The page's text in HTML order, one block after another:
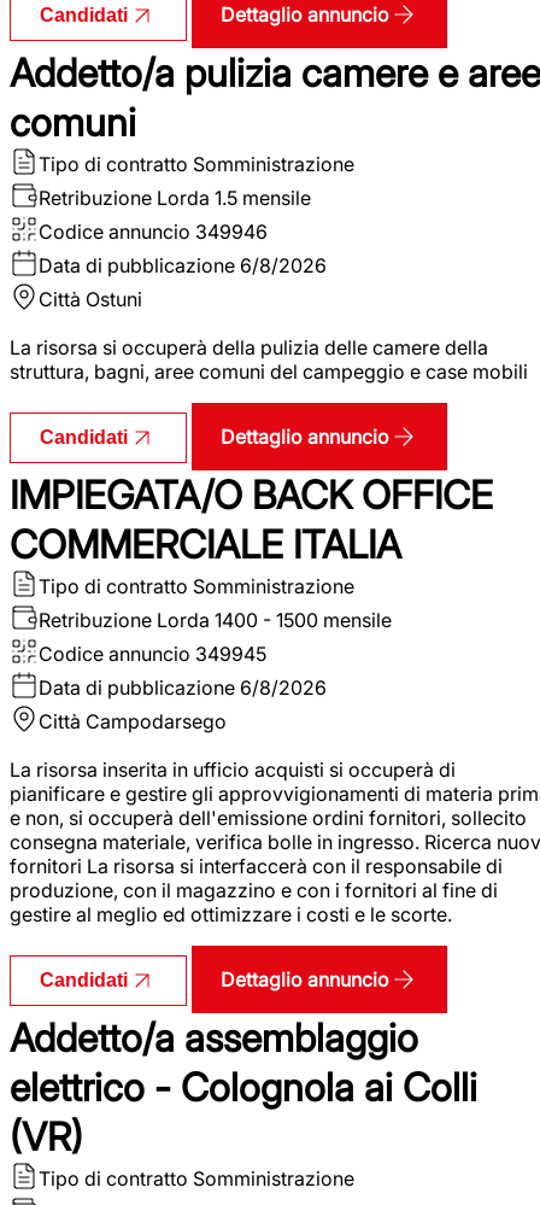
Candidati Dettaglio annuncio
Addetto/a pulizia camere e aree
comuni
Tipo di contratto Somministrazione
Retribuzione Lorda 1.5 mensile
Codice annuncio 349946
Data di pubblicazione 6/8/2026
Città Ostuni
La risorsa si occuperà della pulizia delle camere della
struttura, bagni, aree comuni del campeggio e case mobili
Candidati Dettaglio annuncio
IMPIEGATA/O BACK OFFICE
COMMERCIALE ITALIA
Tipo di contratto Somministrazione
Retribuzione Lorda 1400 - 1500 mensile
Codice annuncio 349945
Data di pubblicazione 6/8/2026
Città Campodarsego
La risorsa inserita in ufficio acquisti si occuperà di
pianificare e gestire gli approvvigionamenti di materia
e non, si occuperà dell'emissione ordini fornitori, sollecito
consegna materiale, verifica bolle in ingresso. Ricerca
fornitori La risorsa si interfaccerà con il responsabile di
produzione, con il magazzino e con i fornitori al fine di
gestire al meglio ed ottimizzare i costi e le scorte.
Candidati Dettaglio annuncio
Addetto/a assemblaggio
elettrico - Colognola ai Colli
(VR)
Tipo di contratto Somministrazione